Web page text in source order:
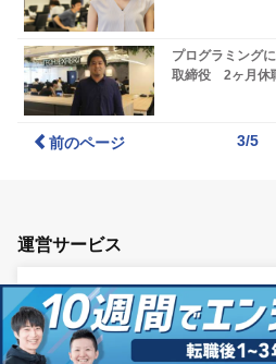
プログラミング
取締役 2ヶ月休
前のページ 3/5
運営サービス